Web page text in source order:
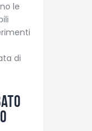
le
di